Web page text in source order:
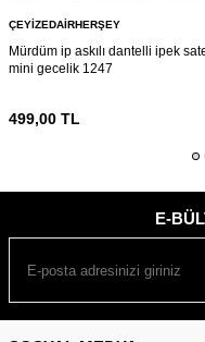
ÇEYIZEDAIRHERŞEY
Mürdüm ip askılı dantelli ipek
mini gecelik 1247
499,00 TL
E-